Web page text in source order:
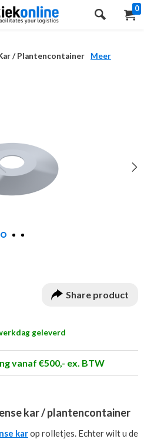
0
/ Plantencontainer
Meer
Share product
geleverd
vanaf €500,- ex. BTW
kar / plantencontainer
karop rolletjes. Echter wilt u de